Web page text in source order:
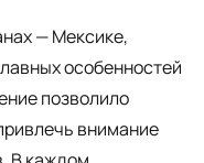
— Мексике,
особенностей
позволило
внимание